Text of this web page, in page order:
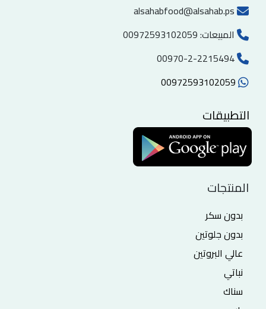
alsahabfood@alsahab.ps
المبيعات:00972593102059
التطبيقات
المنتجات
بدون سكر
بدون جلوتين
عالي البروتين
نباتي
سناك